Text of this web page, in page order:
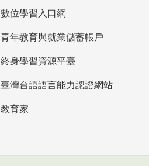
數位學習入口網
青年教育與就業儲蓄帳戶
終身學習資源平臺
臺灣台語語言能力認證網站
教育家